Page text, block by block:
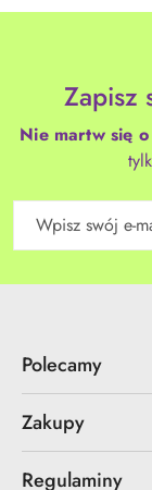
Zapisz
Nie martw się o
Polecamy
Zakupy
Regulaminy